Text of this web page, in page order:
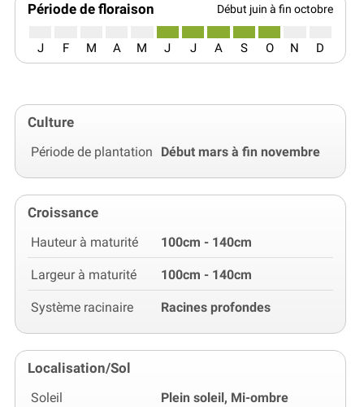
Période de floraison Début juin à fin octobre
J F M A M J J A S O N D
Culture
Période de plantation Début mars à fin novembre
Croissance
Hauteur à maturité 100cm - 140cm
Largeur à maturité 100cm - 140cm
Système racinaire Racines profondes
Localisation/Sol
Soleil Plein soleil, Mi-ombre